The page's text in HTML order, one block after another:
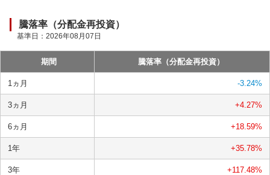
騰落率（分配金再投資）
基準日： 2026年08月07日
期間 騰落率（分配金再投資）
1ヵ月 -3.24%
3ヵ月 +4.27%
6ヵ月 +18.59%
1年 +35.78%
3年 +117.48%